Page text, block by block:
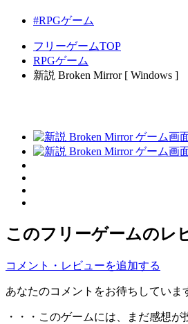
#RPGゲーム
フリーゲームTOP
RPGゲーム
新説 Broken Mirror [ Windows ]
このフリーゲームのレ
コメント・レビューを追加する
あなたのコメントをお待ちしていま
・・・このゲームには、まだ感想